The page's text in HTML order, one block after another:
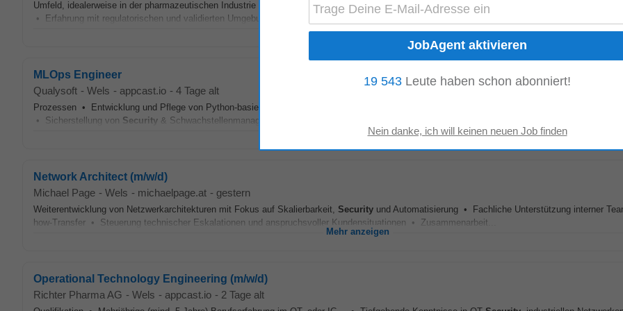
Umfeld, idealerweise in der pharmazeutischen Industrie • Tiefgehende Kenntnisse in OT- Security , industriellen Netzwerken und
• Erfahrung mit regulatorischen und validierten Umgebungen • Nachweisliche Erfahrung...
MLOps Engineer
Qualysoft - Wels - appcast.io - 4 Tage alt
Prozessen • Entwicklung und Pflege von Python-basierten ML-Applikationen • Umsetzung von CI/CD- und GitOps-Prinzipien für ML-Pipelines
• Sicherstellung von Security & Schwachstellenmanagement für Code, Container und Modelle • Betrieb und Weiterentwicklung...
Mehr anzeigen
Network Architect (m/w/d)
Michael Page - Wels - michaelpage.at - gestern
Weiterentwicklung von Netzwerkarchitekturen mit Fokus auf Skalierbarkeit, Security und Automatisierung • Fachliche Unterstützung interner
how-Transfer • Steuerung technischer Eskalationen und anspruchsvoller Kundensituationen • Zusammenarbeit...
Mehr anzeigen
Operational Technology Engineering (m/w/d)
Richter Pharma AG - Wels - appcast.io - 2 Tage alt
19 543 Leute haben schon abonniert!